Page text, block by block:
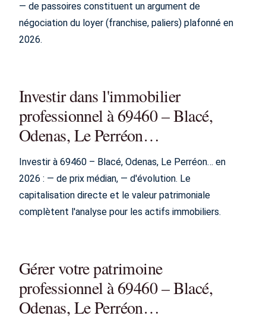
— de passoires constituent un argument de
négociation du loyer (franchise, paliers) plafonné en
2026.
Investir dans l'immobilier
professionnel à 69460 – Blacé,
Odenas, Le Perréon…
Investir à 69460 – Blacé, Odenas, Le Perréon… en
2026 : — de prix médian, — d'évolution. Le
capitalisation directe et le valeur patrimoniale
complètent l'analyse pour les actifs immobiliers.
Gérer votre patrimoine
professionnel à 69460 – Blacé,
Odenas, Le Perréon…